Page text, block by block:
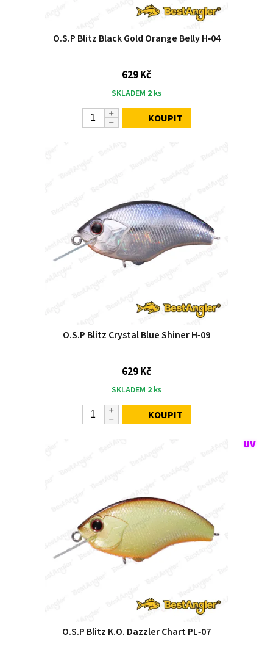
O.S.P Blitz Black Gold Orange Belly H‑04
629 Kč
SKLADEM 2 ks
KOUPIT
O.S.P Blitz Crystal Blue Shiner H‑09
629 Kč
SKLADEM 2 ks
KOUPIT
O.S.P Blitz K.O. Dazzler Chart PL‑07